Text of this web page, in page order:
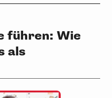
führen: Wie
als